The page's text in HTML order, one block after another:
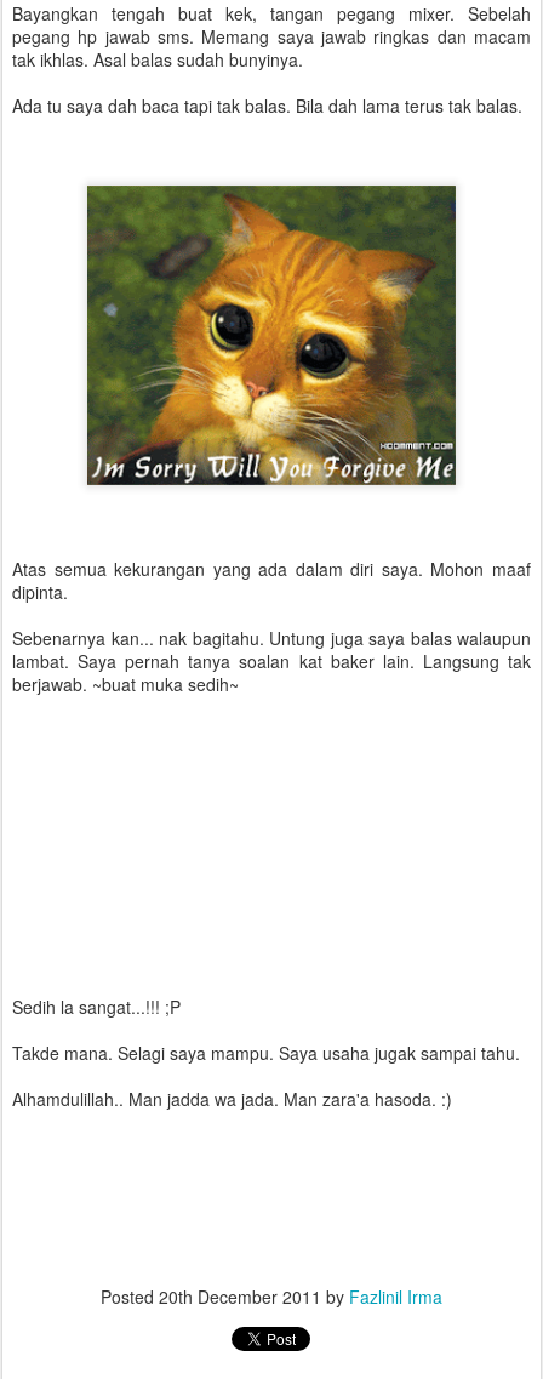
Bayangkan tengah buat kek, tangan pegang mixer. Sebelah
pegang hp jawab sms. Memang saya jawab ringkas dan macam
tak ikhlas. Asal balas sudah bunyinya.
Ada tu saya dah baca tapi tak balas. Bila dah lama terus tak balas.
Atas semua kekurangan yang ada dalam diri saya. Mohon maaf
dipinta.
Sebenarnya kan... nak bagitahu. Untung juga saya balas walaupun
lambat. Saya pernah tanya soalan kat baker lain. Langsung tak
berjawab. ~buat muka sedih~
Sedih la sangat...!!! ;P
Takde mana. Selagi saya mampu. Saya usaha jugak sampai tahu.
Alhamdulillah.. Man jadda wa jada. Man zara'a hasoda. :)
Posted 20th December 2011 by Fazlinil Irma